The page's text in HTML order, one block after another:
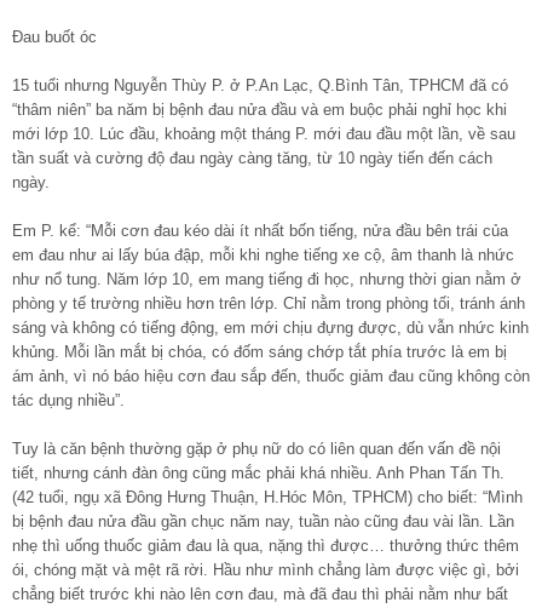
Đau buốt óc
15 tuổi nhưng Nguyễn Thùy P. ở P.An Lạc, Q.Bình Tân, TPHCM đã có
“thâm niên” ba năm bị bệnh đau nửa đầu và em buộc phải nghỉ học khi
mới lớp 10. Lúc đầu, khoảng một tháng P. mới đau đầu một lần, về sau
tần suất và cường độ đau ngày càng tăng, từ 10 ngày tiến đến cách
ngày.
Em P. kể: “Mỗi cơn đau kéo dài ít nhất bốn tiếng, nửa đầu bên trái của
em đau như ai lấy búa đập, mỗi khi nghe tiếng xe cộ, âm thanh là nhức
như nổ tung. Năm lớp 10, em mang tiếng đi học, nhưng thời gian nằm ở
phòng y tế trường nhiều hơn trên lớp. Chỉ nằm trong phòng tối, tránh ánh
sáng và không có tiếng động, em mới chịu đựng được, dù vẫn nhức kinh
khủng. Mỗi lần mắt bị chóa, có đốm sáng chớp tắt phía trước là em bị
ám ảnh, vì nó báo hiệu cơn đau sắp đến, thuốc giảm đau cũng không còn
tác dụng nhiều”.
Tuy là căn bệnh thường gặp ở phụ nữ do có liên quan đến vấn đề nội
tiết, nhưng cánh đàn ông cũng mắc phải khá nhiều. Anh Phan Tấn Th.
(42 tuổi, ngụ xã Đông Hưng Thuận, H.Hóc Môn, TPHCM) cho biết: “Mình
bị bệnh đau nửa đầu gần chục năm nay, tuần nào cũng đau vài lần. Lần
nhẹ thì uống thuốc giảm đau là qua, nặng thì được… thưởng thức thêm
ói, chóng mặt và mệt rã rời. Hầu như mình chẳng làm được việc gì, bởi
chẳng biết trước khi nào lên cơn đau, mà đã đau thì phải nằm như bất